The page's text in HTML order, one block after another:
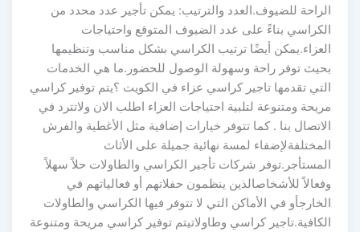
الراحة للضيوف.العدد والترتيب: يمكن تأجير عدد محدد من
الكراسي بناءً على عدد الضيوف المتوقع واحتياجات
العزاء.يمكن أيضًا ترتيب الكراسي بشكل مناسب وتنظيمها
بحيث توفر راحة وسهولة الوصول للحضور.ما هي الخدمات
التي تقدمها تاجير كراسي عزاء في الكويت ؟يتم توفير كراسي
مريحة ومتنوعة لتلبية احتياجات العزاء اطلب الان ولاتترد في
الاتصال بنا . كما تتوفر خيارات إضافية مثل الأغطية والفرش
المختلفةلإضفاء لمسة نهائية جميلة على الأثاث
المستأجر.توفر شركات تأجير الكراسي والطاولات حلاً سهلاً
وفعالاً للأشخاصالذين ينظمون حفلاتهم أو فعالياتهم في
الخارجأو في الأماكن التي لا تتوفر فيها الكراسي والطاولات
الكافية.تاجير كراسي وطاولاتيتم توفير كراسي مريحة ومتنوعة